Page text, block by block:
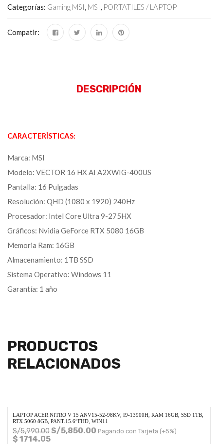
Categorías: Gaming MSI, MSI, PORTATILES / LAPTOP
Compatir:
DESCRIPCIÓN
CARACTERÍSTICAS:
Marca: MSI
Modelo: VECTOR 16 HX AI A2XWIG-400US
Pantalla: 16 Pulgadas
Resolución: QHD (1080 x 1920) 240Hz
Procesador: Intel Core Ultra 9-275HX
Gráficos: Nvidia GeForce RTX 5080 16GB
Memoria Ram: 16GB
Almacenamiento: 1TB SSD
Sistema Operativo: Windows 11
Garantía: 1 año
PRODUCTOS
RELACIONADOS
LAPTOP ACER NITRO V 15 ANV15-52-98KV, I9-13900H, RAM 16GB, SSD 1TB,
RTX 5060 8GB, PANT.15.6″FHD, WIN11
S/5,990.00S/5,850.00 Pagando con Tarjeta (+5%)
$ 1714.05